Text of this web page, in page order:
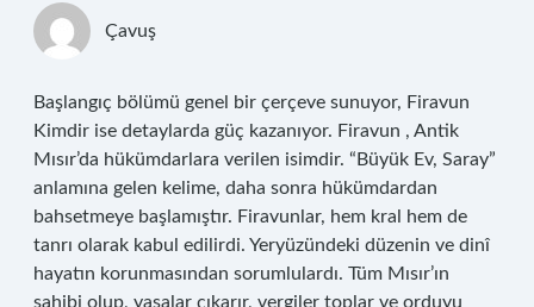
Çavuş
Başlangıç bölümü genel bir çerçeve sunuyor, Firavun
Kimdir ise detaylarda güç kazanıyor. Firavun , Antik
Mısır’da hükümdarlara verilen isimdir. “Büyük Ev, Saray”
anlamına gelen kelime, daha sonra hükümdardan
bahsetmeye başlamıştır. Firavunlar, hem kral hem de
tanrı olarak kabul edilirdi. Yeryüzündeki düzenin ve dinî
hayatın korunmasından sorumlulardı. Tüm Mısır’ın
sahibi olup, yasalar çıkarır, vergiler toplar ve orduyu